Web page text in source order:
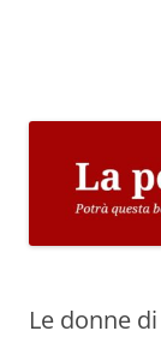
Le donne